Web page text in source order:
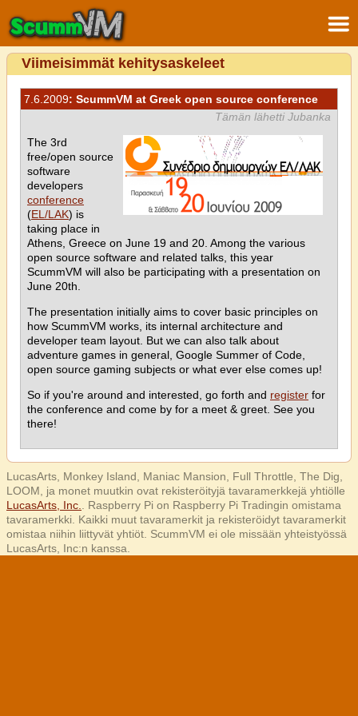
Viimeisimmät kehitysaskeleet
7.6.2009: ScummVM at Greek open source conference
Tämän lähetti Jubanka
The 3rd
free/open source
software
developers
conference
(EL/LAK) is
taking place in
Athens, Greece on June 19 and 20. Among the various
open source software and related talks, this year
ScummVM will also be participating with a presentation on
June 20th.
The presentation initially aims to cover basic principles on
how ScummVM works, its internal architecture and
developer team layout. But we can also talk about
adventure games in general, Google Summer of Code,
open source gaming subjects or what ever else comes up!
So if you're around and interested, go forth and register for
the conference and come by for a meet & greet. See you
there!
LucasArts, Monkey Island, Maniac Mansion, Full Throttle, The Dig,
LOOM, ja monet muutkin ovat rekisteröityjä tavaramerkkejä yhtiölle
LucasArts, Inc.
. Raspberry Pi on Raspberry Pi Tradingin omistama
tavaramerkki. Kaikki muut tavaramerkit ja rekisteröidyt tavaramerkit
omistaa niihin liittyvät yhtiöt. ScummVM ei ole missään yhteistyössä
LucasArts, Inc:n kanssa.